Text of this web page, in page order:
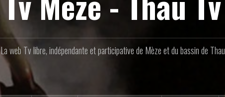
La web Tv libre, indépendante et participative de Mèze et du bassin de Thau